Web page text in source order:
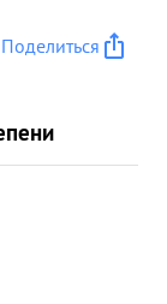
Поделиться